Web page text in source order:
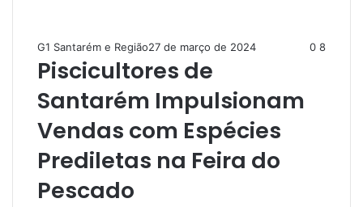
G1 Santarém e Região27 de março de 2024 0 8
Piscicultores de
Santarém Impulsionam
Vendas com Espécies
Prediletas na Feira do
Pescado